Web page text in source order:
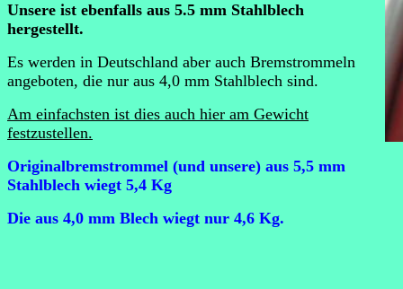
Unsere ist ebenfalls aus 5.5 mm Stahlblech
hergestellt.
Es werden in Deutschland aber auch Bremstrommeln
angeboten, die nur aus 4,0 mm Stahlblech sind.
Am einfachsten ist dies auch hier am Gewicht
festzustellen.
Originalbremstrommel (und unsere) aus 5,5 mm
Stahlblech wiegt 5,4 Kg
Die aus 4,0 mm Blech wiegt nur 4,6 Kg.